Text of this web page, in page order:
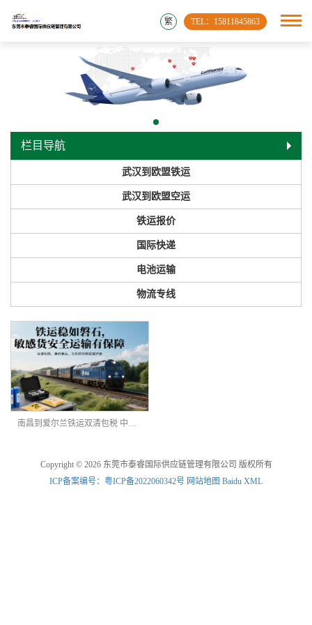
TEL：15811845863
繁
栏目导航
武汉到欧盟铁运
武汉到欧盟空运
铁运报价
国际快递
电池运输
物流专线
南昌到爱尔兰铁运双清包税 中欧班列
Copyright © 2026 东莞市泰睿国际供应链管理有限公司 版权所有
ICP备案编号：粤ICP备2022060342号 网站地图 Baidu XML